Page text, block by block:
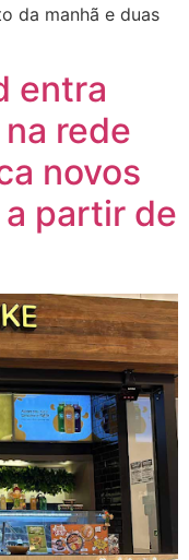
da manhã e duas
entra
rede
novos
partir de